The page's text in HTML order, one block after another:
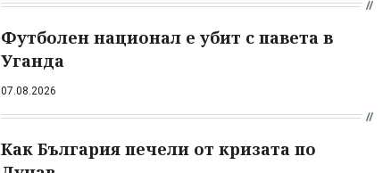
Футболен национал е убит с павета в
Уганда
07.08.2026
Как България печели от кризата по